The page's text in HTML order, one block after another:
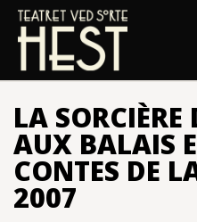
LA
AUX BALAIS
CONTES DE
2007